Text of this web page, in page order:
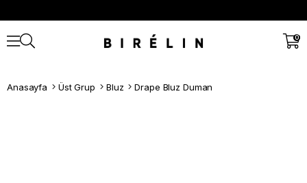
0
Anasayfa Üst Grup Bluz Drape Bluz Duman